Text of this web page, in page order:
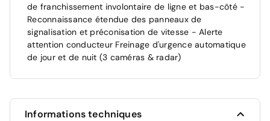
de franchissement involontaire de ligne et bas-côté -
Reconnaissance étendue des panneaux de
signalisation et préconisation de vitesse - Alerte
attention conducteur Freinage d'urgence automatique
de jour et de nuit (3 caméras & radar)
Informations techniques